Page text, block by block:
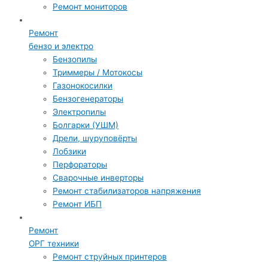
Ремонт мониторов
Ремонт
бензо и электро
Бензопилы
Триммеры / Мотокосы
Газонокосилки
Бензогенераторы
Электропилы
Болгарки (УШМ)
Дрели, шуруповёрты
Лобзики
Перфораторы
Сварочные инверторы
Ремонт стабилизаторов напряжения
Ремонт ИБП
Ремонт
ОРГ техники
Ремонт струйных принтеров